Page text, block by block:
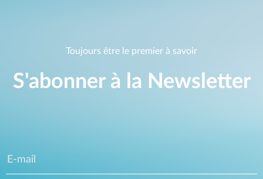
Toujours être le premier à savoir
S'abonner à la Newsletter